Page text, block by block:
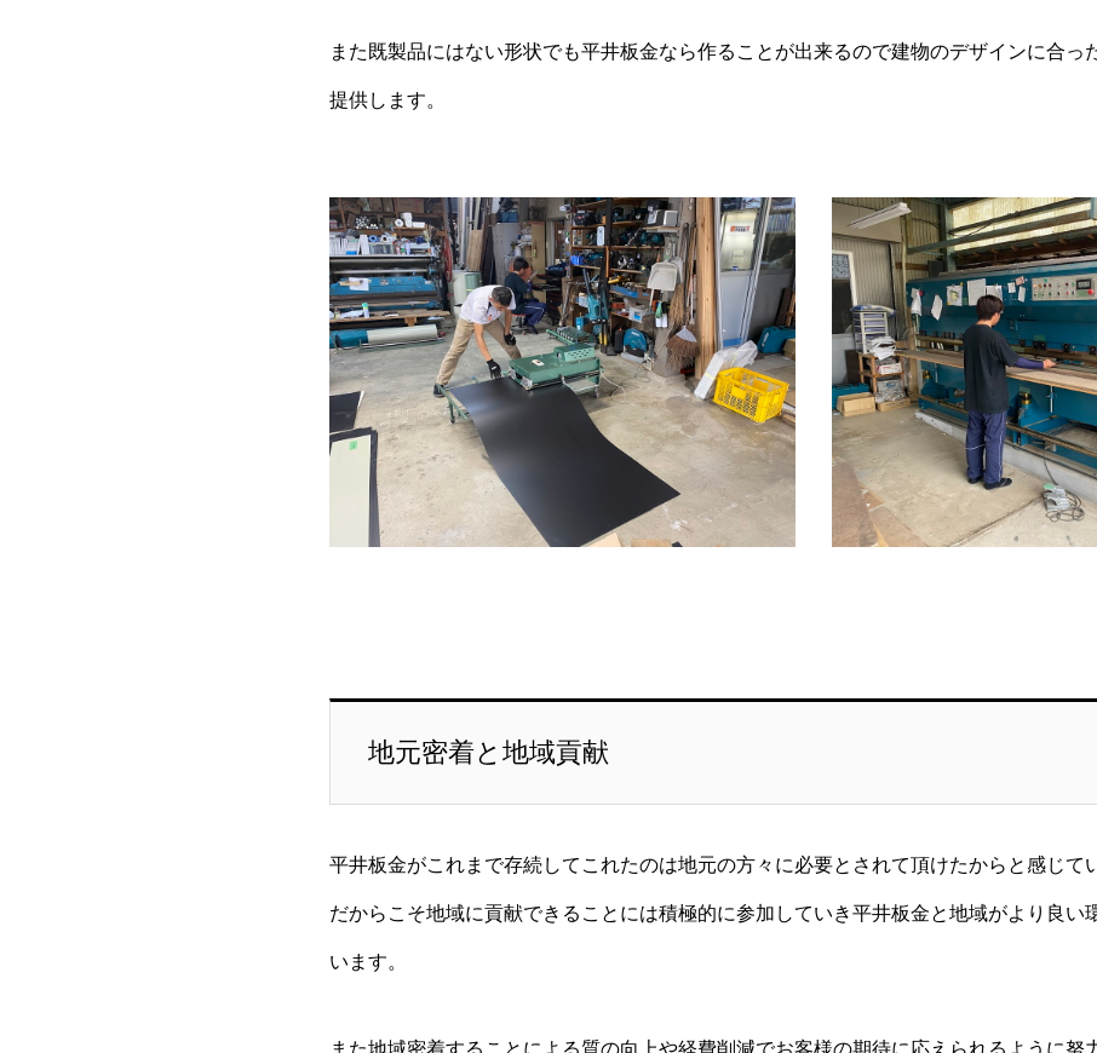
また既製品にはない形状でも平井板金なら作ることが出来るので建物のデザインに合っ
提供します。
地元密着と地域貢献
平井板金がこれまで存続してこれたのは地元の方々に必要とされて頂けたからと感じて
だからこそ地域に貢献できることには積極的に参加していき平井板金と地域がより良い
います。